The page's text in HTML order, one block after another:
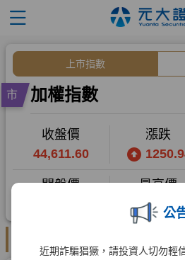
公
近期詐騙猖獗，請投資人切勿輕